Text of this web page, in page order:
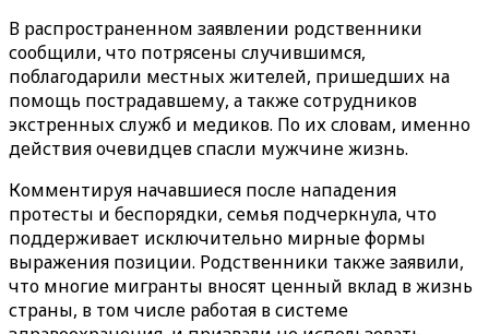
В распространенном заявлении родственники
сообщили, что потрясены случившимся,
поблагодарили местных жителей, пришедших на
помощь пострадавшему, а также сотрудников
экстренных служб и медиков. По их словам, именно
действия очевидцев спасли мужчине жизнь.
Комментируя начавшиеся после нападения
протесты и беспорядки, семья подчеркнула, что
поддерживает исключительно мирные формы
выражения позиции. Родственники также заявили,
что многие мигранты вносят ценный вклад в жизнь
страны, в том числе работая в системе